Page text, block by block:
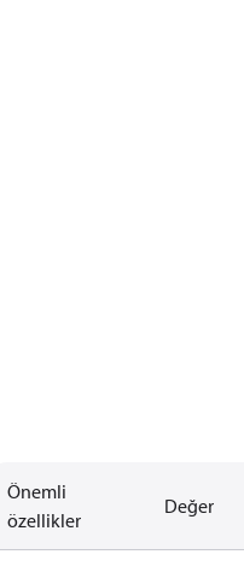
Önemli
özellikler
Değer